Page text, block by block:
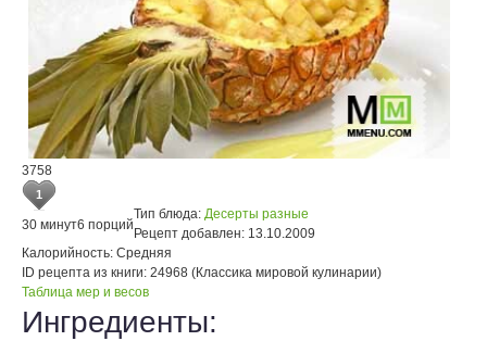
3758
1
30 минут6 порций
Тип блюда: Десерты разные
Рецепт добавлен: 13.10.2009
Калорийность: Средняя
ID рецепта из книги: 24968 (Классика мировой кулинарии)
Таблица мер и весов
Ингредиенты: